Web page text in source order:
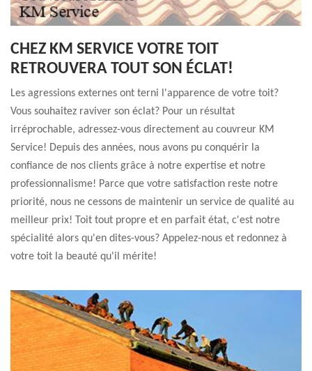
CHEZ KM SERVICE VOTRE TOIT
RETROUVERA TOUT SON ÉCLAT!
Les agressions externes ont terni l'apparence de votre toit?
Vous souhaitez raviver son éclat? Pour un résultat
irréprochable, adressez-vous directement au couvreur KM
Service! Depuis des années, nous avons pu conquérir la
confiance de nos clients grâce à notre expertise et notre
professionnalisme! Parce que votre satisfaction reste notre
priorité, nous ne cessons de maintenir un service de qualité au
meilleur prix! Toit tout propre et en parfait état, c'est notre
spécialité alors qu'en dites-vous? Appelez-nous et redonnez à
votre toit la beauté qu'il mérite!